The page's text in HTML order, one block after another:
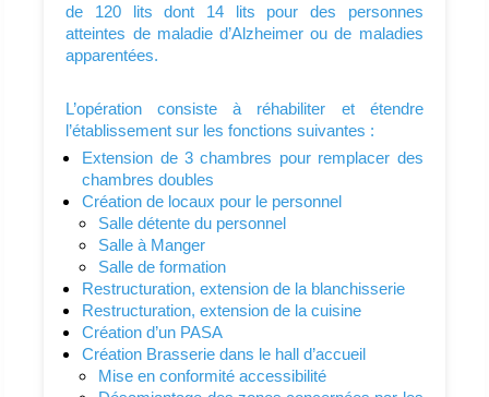
de 120 lits dont 14 lits pour des personnes
atteintes de maladie d’Alzheimer ou de maladies
apparentées.
L’opération consiste à réhabiliter et étendre
l’établissement sur les fonctions suivantes :
Extension de 3 chambres pour remplacer des
chambres doubles
Création de locaux pour le personnel
Salle détente du personnel
Salle à Manger
Salle de formation
Restructuration, extension de la blanchisserie
Restructuration, extension de la cuisine
Création d’un PASA
Création Brasserie dans le hall d’accueil
Mise en conformité accessibilité